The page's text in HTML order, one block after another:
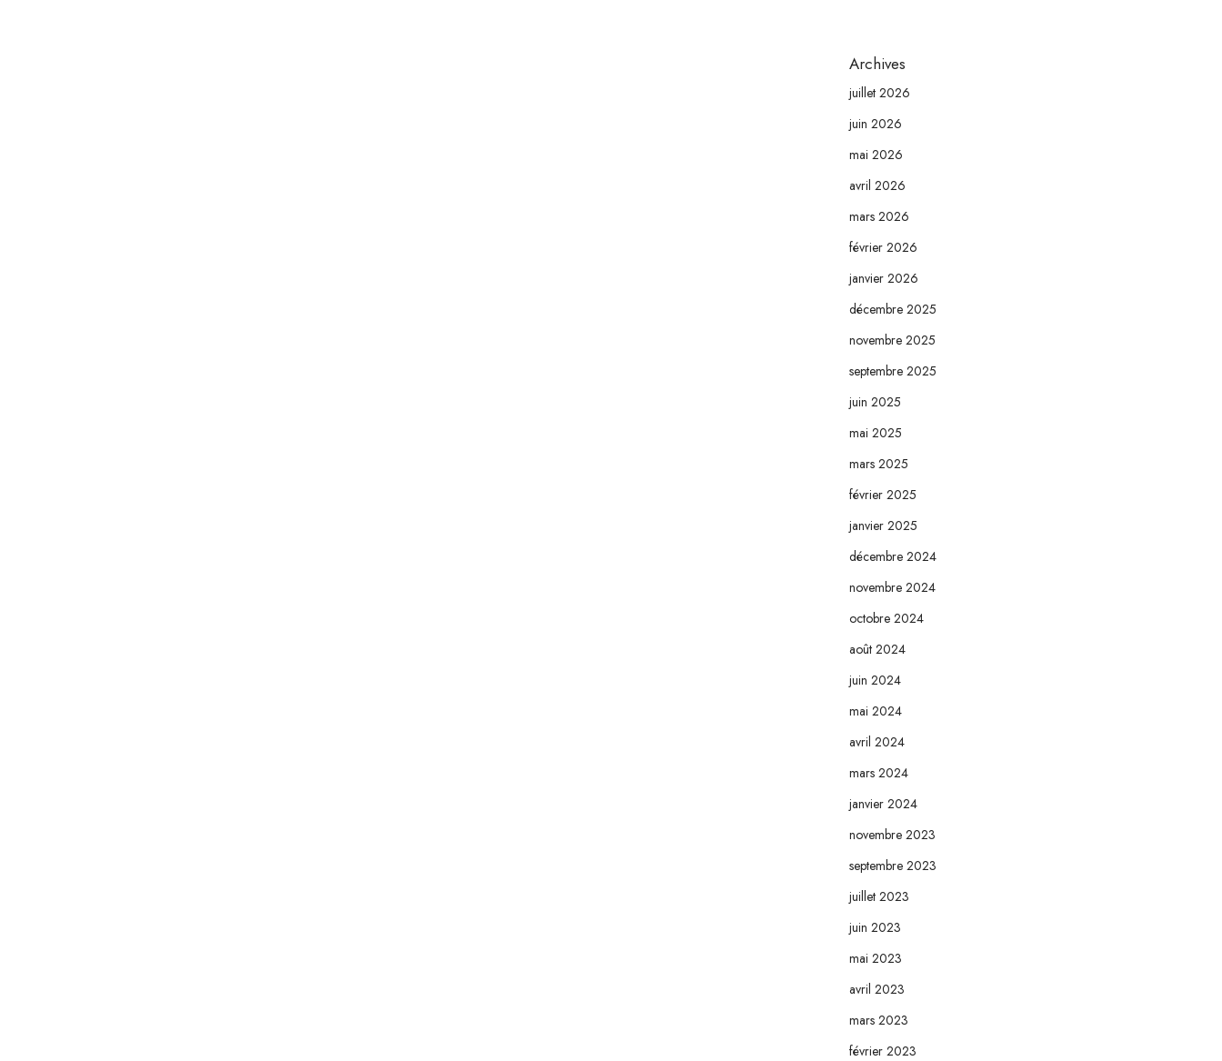
Archives
juillet 2026
juin 2026
mai 2026
avril 2026
mars 2026
février 2026
janvier 2026
décembre 2025
novembre 2025
septembre 2025
juin 2025
mai 2025
mars 2025
février 2025
janvier 2025
décembre 2024
novembre 2024
octobre 2024
août 2024
juin 2024
mai 2024
avril 2024
mars 2024
janvier 2024
novembre 2023
septembre 2023
juillet 2023
juin 2023
mai 2023
avril 2023
mars 2023
février 2023